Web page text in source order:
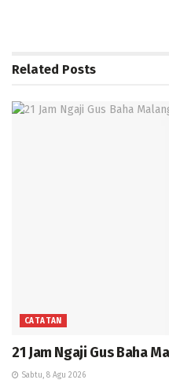
Related Posts
CATATAN
21 Jam Ngaji Gus Baha
Sabtu, 8 Agu 2026